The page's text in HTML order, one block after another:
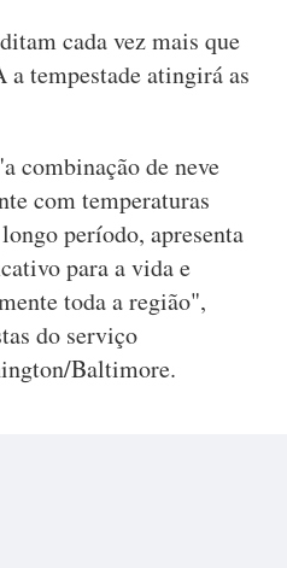
cada vez mais que
a tempestade atingirá as
combinação de neve
com temperaturas
período, apresenta
para a vida e
toda a região",
do serviço
Baltimore.